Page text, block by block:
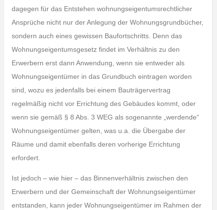
dagegen für das Entstehen wohnungseigentumsrechtlicher
Ansprüche nicht nur der Anlegung der Wohnungsgrundbücher,
sondern auch eines gewissen Baufortschritts. Denn das
Wohnungseigentumsgesetz findet im Verhältnis zu den
Erwerbern erst dann Anwendung, wenn sie entweder als
Wohnungseigentümer in das Grundbuch eintragen worden
sind, wozu es jedenfalls bei einem Bauträgervertrag
regelmäßig nicht vor Errichtung des Gebäudes kommt, oder
wenn sie gemäß § 8 Abs. 3 WEG als sogenannte „werdende“
Wohnungseigentümer gelten, was u.a. die Übergabe der
Räume und damit ebenfalls deren vorherige Errichtung
erfordert.
Ist jedoch – wie hier – das Binnenverhältnis zwischen den
Erwerbern und der Gemeinschaft der Wohnungseigentümer
entstanden, kann jeder Wohnungseigentümer im Rahmen der